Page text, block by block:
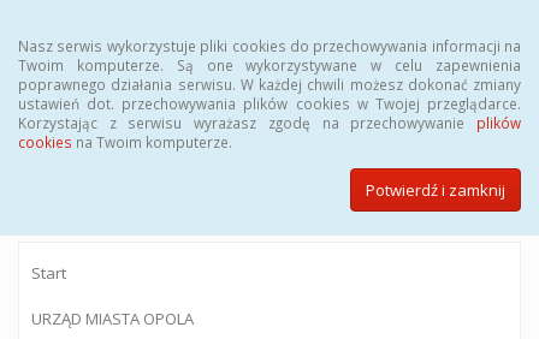
Nasz serwis wykorzystuje pliki cookies do przechowywania informacji na
Twoim komputerze. Są one wykorzystywane w celu zapewnienia
poprawnego działania serwisu. W każdej chwili możesz dokonać zmiany
ustawień dot. przechowywania plików cookies w Twojej przeglądarce.
Korzystając z serwisu wyrażasz zgodę na przechowywanie plików
cookies na Twoim komputerze.
Potwierdź i zamknij
BIULETYN INFORMACJI PUBLICZNEJ
Urzędu Miasta Opola
Start
URZĄD MIASTA OPOLA